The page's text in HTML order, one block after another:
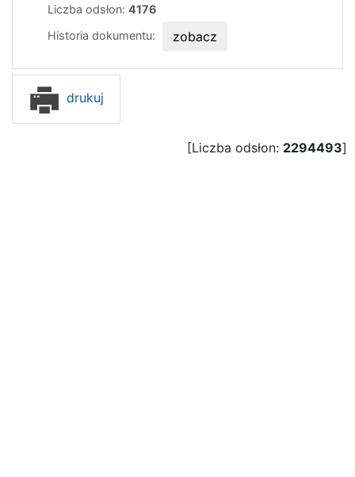
Liczba odsłon: 4176
Historia dokumentu:
zobacz
drukuj
[Liczba odsłon: 2294493]